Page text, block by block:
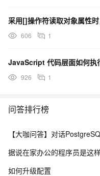
采用[]操作符读取对象属性
606 1
JavaScript 代码层面如何执
926 1
问答排行榜
据说在家办公的程序员是这
如何升级配置